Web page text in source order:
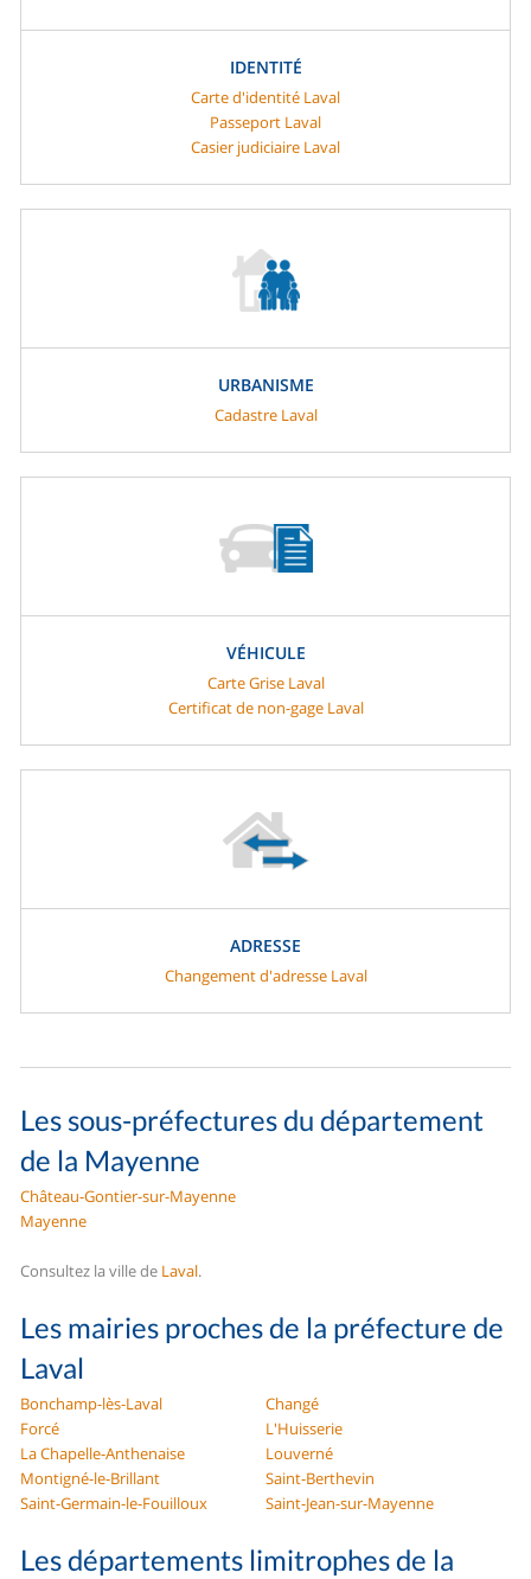
IDENTITÉ
Carte d'identité Laval
Passeport Laval
Casier judiciaire Laval
URBANISME
Cadastre Laval
VÉHICULE
Carte Grise Laval
Certificat de non-gage Laval
ADRESSE
Changement d'adresse Laval
Les sous-préfectures du département
de la Mayenne
Château-Gontier-sur-Mayenne
Mayenne
Consultez la ville de Laval.
Les mairies proches de la préfecture de
Laval
Bonchamp-lès-Laval
Changé
Forcé
L'Huisserie
La Chapelle-Anthenaise
Louverné
Montigné-le-Brillant
Saint-Berthevin
Saint-Germain-le-Fouilloux
Saint-Jean-sur-Mayenne
Les départements limitrophes de la